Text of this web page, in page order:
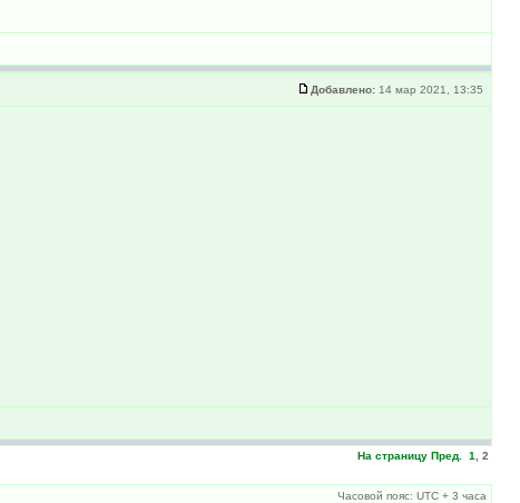
Добавлено: 14 мар 2021, 13:35
На страницу Пред. 1 2
Часовой пояс: UTC + 3 часа